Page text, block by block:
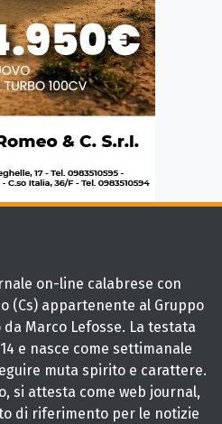
on-line calabrese con
(Cs) appartenente al Gruppo
Marco Lefosse. La testata
e nasce come settimanale
muta spirito e carattere.
si attesta come web journal,
di riferimento per le notizie